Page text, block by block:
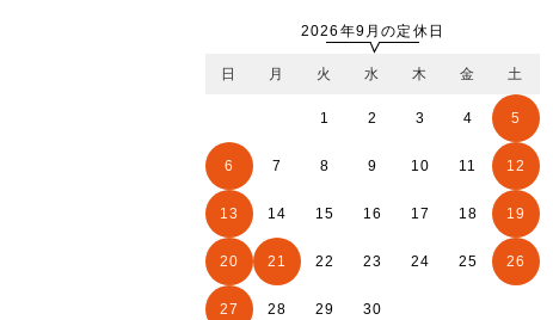
2026年9月の定休日
日 月 火 水 木 金 土
1 2 3 4 5
6 7 8 9 10 11 12
13 14 15 16 17 18 19
20 21 22 23 24 25 26
27 28 29 30